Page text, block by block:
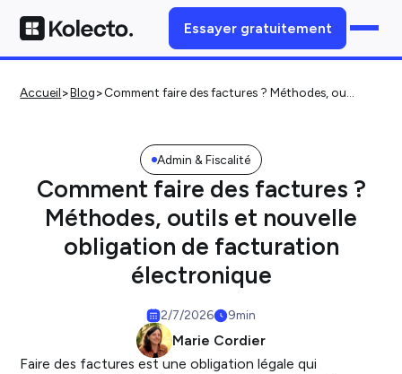
Essayer gratuitement
Accueil>Blog> Comment faire des factures ? Méthodes, outils et nouvelle obligation de facturation électronique
Admin & Fiscalité
Comment faire des factures ?
Méthodes, outils et nouvelle
obligation de facturation
électronique
Marie Cordier
2/7/2026 9min
Faire des factures est une obligation légale qui